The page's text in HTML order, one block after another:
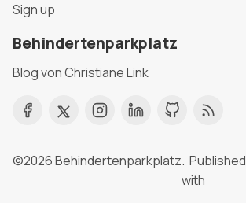
Sign up
Behindertenparkplatz
Blog von Christiane Link
©2026Behindertenparkplatz. Published
with